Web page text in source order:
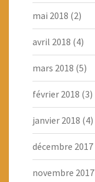
mai 2018 (2)
avril 2018 (4)
mars 2018 (5)
février 2018 (3)
janvier 2018 (4)
décembre 2017
novembre 2017